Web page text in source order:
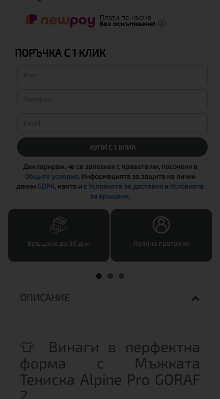
ПОРЪЧКА С 1 КЛИК
КУПИ С 1 КЛИК
Декларирам, че се запознах с правата ми, посочени в
Общите условия, Информацията за защита на лични
данни GDPR, както и сУсловията за доставка иУсловията
за връщане.
Връщане до 30 дни Лоялна програма
ОПИСАНИЕ
👕 Винаги в перфектна
форма с Мъжката
Тениска Alpine Pro GORAF
2